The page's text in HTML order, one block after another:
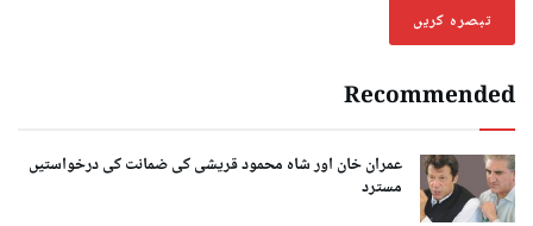
Recommended
عمران خان اور شاہ محمود قریشی کی ضمانت کی درخواستیں
مسترد